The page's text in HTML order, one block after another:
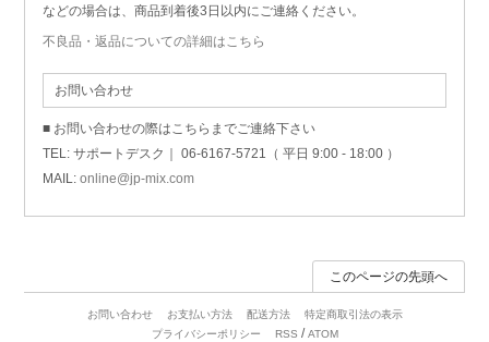
などの場合は、商品到着後3日以内にご連絡ください。
不良品・返品についての詳細はこちら
お問い合わせ
■ お問い合わせの際はこちらまでご連絡下さい
TEL: サポートデスク｜ 06-6167-5721（ 平日 9:00 - 18:00 ）
MAIL: online@jp-mix.com
このページの先頭へ
お問い合わせ お支払い方法 配送方法
特定商取引法の表示
プライバシーポリシー
RSS /ATOM